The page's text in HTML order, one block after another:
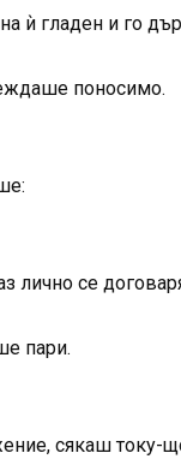
ѝ гладен и го
поносимо.
лично се
пари.
сякаш току-